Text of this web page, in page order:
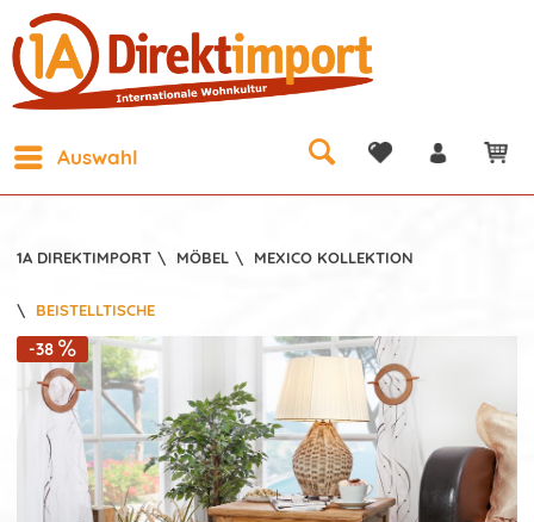
Auswahl
1A DIREKTIMPORT \ MÖBEL \ MEXICO KOLLEKTION
\ BEISTELLTISCHE
-38